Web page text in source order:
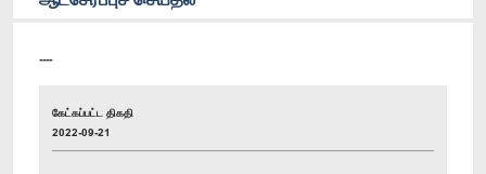
----
கேட்கப்பட்ட திகதி
2022-09-21